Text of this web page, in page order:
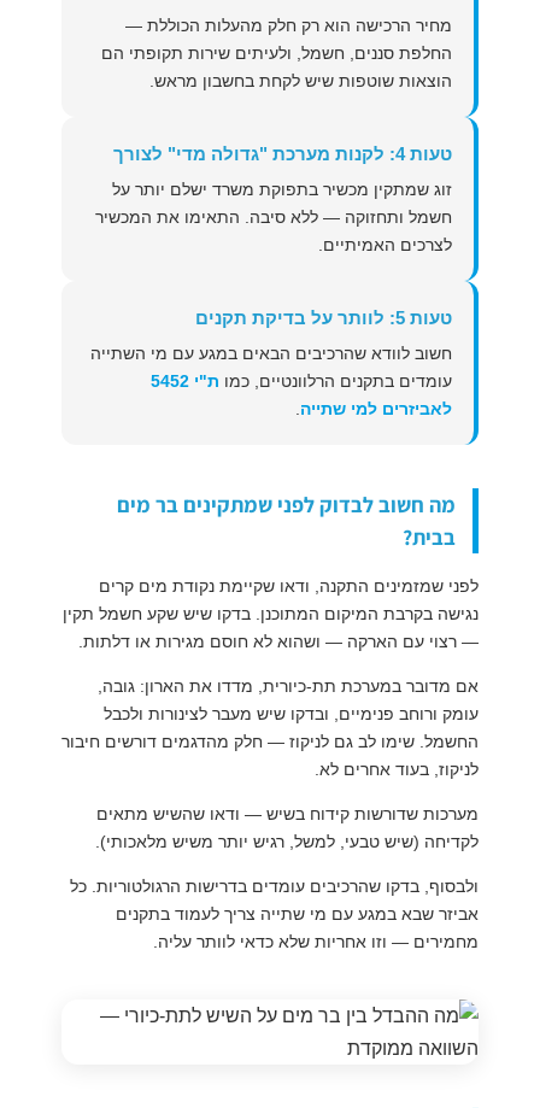
מחיר הרכישה הוא רק חלק מהעלות הכוללת —
החלפת סננים, חשמל, ולעיתים שירות תקופתי הם
הוצאות שוטפות שיש לקחת בחשבון מראש.
טעות 4: לקנות מערכת "גדולה מדי" לצורך
זוג שמתקין מכשיר בתפוקת משרד ישלם יותר על
חשמל ותחזוקה — ללא סיבה. התאימו את המכשיר
לצרכים האמיתיים.
טעות 5: לוותר על בדיקת תקנים
חשוב לוודא שהרכיבים הבאים במגע עם מי השתייה
עומדים בתקנים הרלוונטיים, כמו
ת"י 5452
לאביזרים למי שתייה
מה חשוב לבדוק לפני שמתקינים בר מים
בבית?
לפני שמזמינים התקנה, ודאו שקיימת נקודת מים קרים
נגישה בקרבת המיקום המתוכנן. בדקו שיש שקע חשמל תקין
— רצוי עם הארקה — ושהוא לא חוסם מגירות או דלתות.
אם מדובר במערכת תת-כיורית, מדדו את הארון: גובה,
עומק ורוחב פנימיים, ובדקו שיש מעבר לצינורות ולכבל
החשמל. שימו לב גם לניקוז — חלק מהדגמים דורשים חיבור
לניקוז, בעוד אחרים לא.
מערכות שדורשות קידוח בשיש — ודאו שהשיש מתאים
לקדיחה (שיש טבעי, למשל, רגיש יותר משיש מלאכותי).
ולבסוף, בדקו שהרכיבים עומדים בדרישות הרגולטוריות. כל
אביזר שבא במגע עם מי שתייה צריך לעמוד בתקנים
מחמירים — וזו אחריות שלא כדאי לוותר עליה.